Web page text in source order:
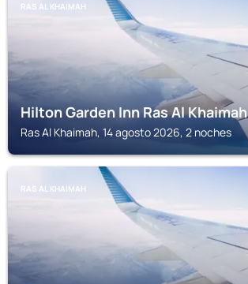
RAS AL KHAIMAH
Hilton Garden Inn Ras Al Khaimah
Ras Al Khaimah, 14 agosto 2026, 2 noches
RAS AL KHAIMAH